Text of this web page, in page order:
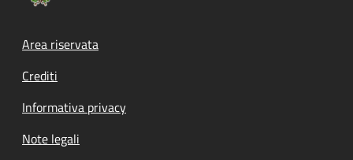
Footer menu
Area riservata
Crediti
Informativa privacy
Note legali